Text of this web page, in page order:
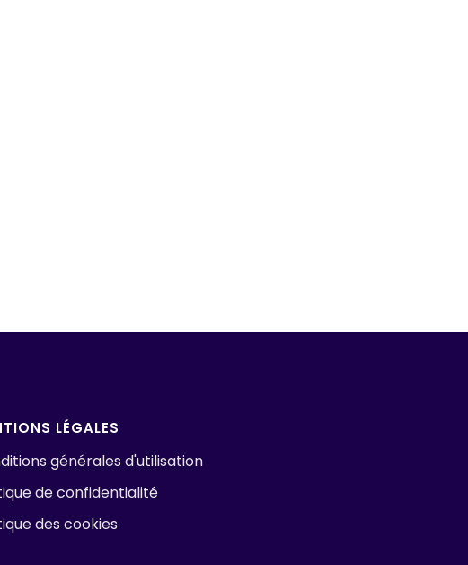
LÉGALES
générales d'utilisation
de confidentialité
des cookies